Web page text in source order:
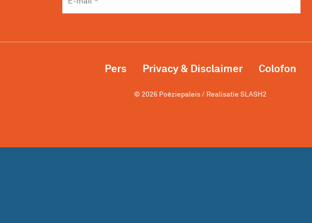
Pers Privacy & Disclaimer Colofon
© 2026 Poëziepaleis / Realisatie SLASH2